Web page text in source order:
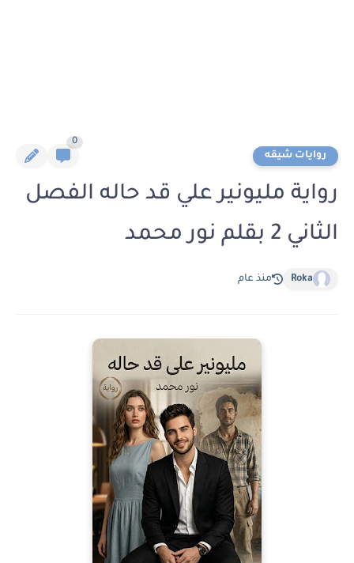
روايات شيقه
0
رواية مليونير علي قد حاله الفصل
الثاني 2 بقلم نور محمد
Roka منذ عام